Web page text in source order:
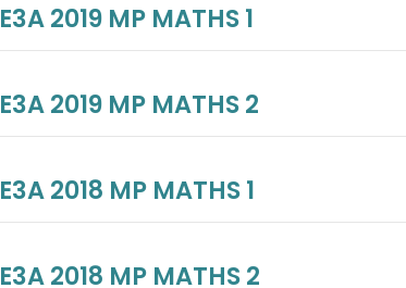
E3A 2019 MP MATHS 1
E3A 2019 MP MATHS 2
E3A 2018 MP MATHS 1
E3A 2018 MP MATHS 2